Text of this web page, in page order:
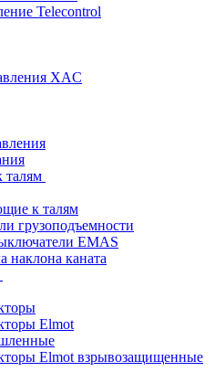
Telecontrol
XAC
талям
к талям
грузоподъемности
EMAS
наклона каната
Elmot
Elmot взрывозащищенные